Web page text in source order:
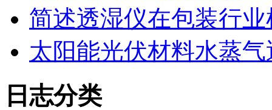
简述透湿仪在包装行
太阳能光伏材料水蒸
日志分类